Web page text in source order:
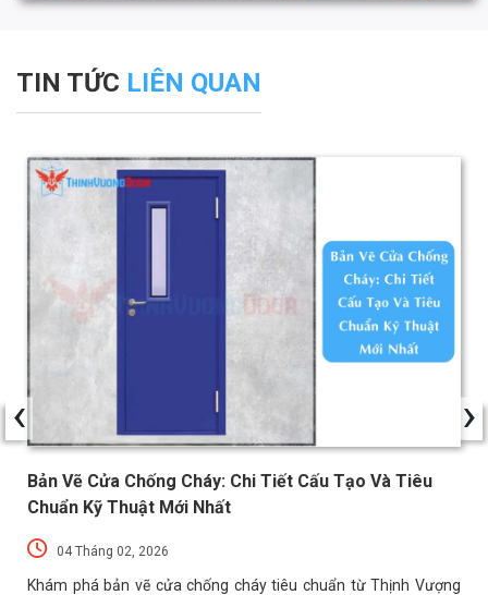
TIN TỨC LIÊN QUAN
Bản Vẽ Cửa Chống Cháy: Chi Tiết Cấu Tạo Và Tiêu
Chuẩn Kỹ Thuật Mới Nhất
04 Tháng 02, 2026
Khám phá bản vẽ cửa chống cháy tiêu chuẩn từ Thịnh Vượng
‹ ›